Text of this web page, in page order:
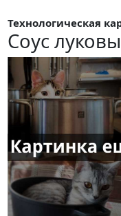
Технологическая
Соус